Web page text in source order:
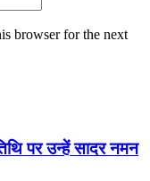
browser for the next
पर उन्हें सादर नमन